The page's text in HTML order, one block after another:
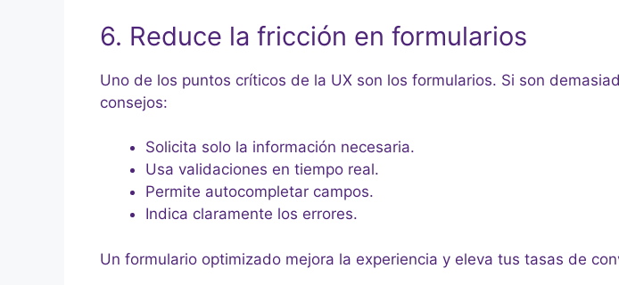
6. Reduce la fricción en formularios
Uno de los puntos críticos de la UX son los formularios. Si son
consejos:
Solicita solo la información necesaria.
Usa validaciones en tiempo real.
Permite autocompletar campos.
Indica claramente los errores.
Un formulario optimizado mejora la experiencia y eleva tus tasas de